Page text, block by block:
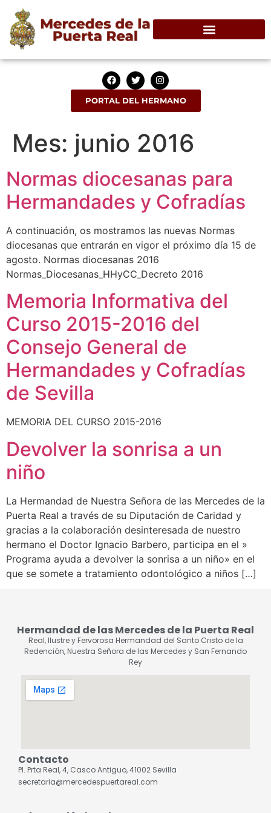
PORTAL DEL HERMANO
Mes: junio 2016
Normas diocesanas para
Hermandades y Cofradías
A continuación, os mostramos las nuevas Normas
diocesanas que entrarán en vigor el próximo día 15 de
agosto. Normas diocesanas 2016
Normas_Diocesanas_HHyCC_Decreto 2016
Memoria Informativa del
Curso 2015-2016 del
Consejo General de
Hermandades y Cofradías
de Sevilla
MEMORIA DEL CURSO 2015-2016
Devolver la sonrisa a un
niño
La Hermandad de Nuestra Señora de las Mercedes de la
Puerta Real a través de su Diputación de Caridad y
gracias a la colaboración desinteresada de nuestro
hermano el Doctor Ignacio Barbero, participa en el »
Programa ayuda a devolver la sonrisa a un niño» en el
que se somete a tratamiento odontológico a niños […]
Hermandad de las Mercedes de la Puerta Real
Real, Ilustre y Fervorosa Hermandad del Santo Cristo de la
Redención, Nuestra Señora de las Mercedes y San Fernando
Rey
Contacto
Pl. Prta Real, 4, Casco Antiguo, 41002 Sevilla
secretaria@mercedespuertareal.com